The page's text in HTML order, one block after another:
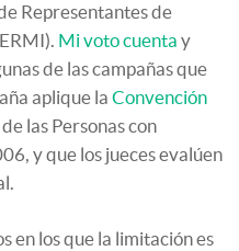
Representantes de
Mi voto cuenta y
de las campañas que
aplique la Convención
las Personas con
y que los jueces evalúen
en los que la limitación es